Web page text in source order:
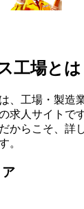
工場とは
、工場・製造
求人サイトです
からこそ、詳
。